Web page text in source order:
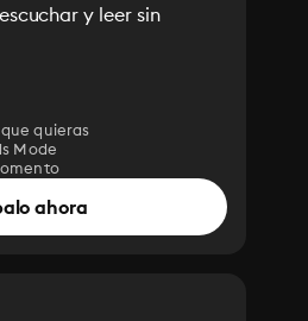
y leer sin
quieras
Mode
ahora